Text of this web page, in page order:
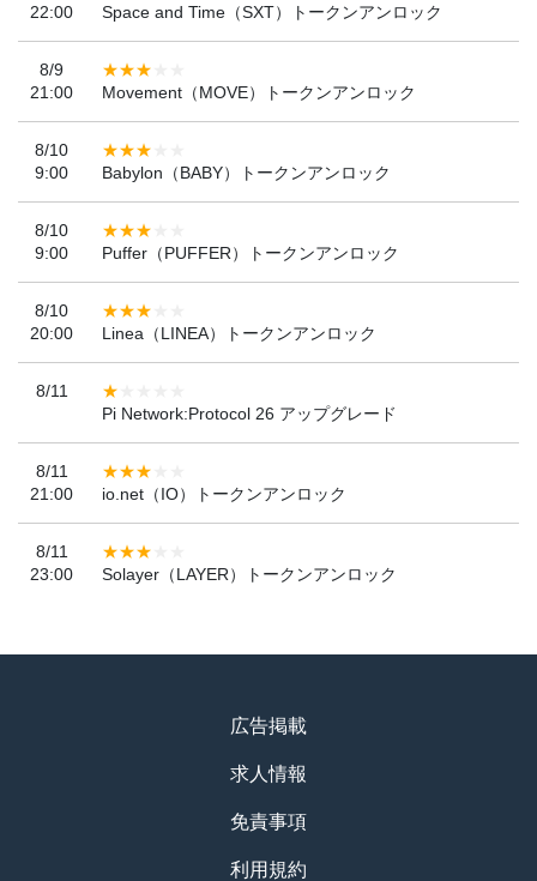
22:00
Space and Time（SXT）トークンアンロック
8/9
21:00
Movement（MOVE）トークンアンロック
8/10
9:00
Babylon（BABY）トークンアンロック
8/10
9:00
Puffer（PUFFER）トークンアンロック
8/10
20:00
Linea（LINEA）トークンアンロック
8/11
Pi Network:Protocol 26 アップグレード
8/11
21:00
io.net（IO）トークンアンロック
8/11
23:00
Solayer（LAYER）トークンアンロック
広告掲載
求人情報
免責事項
利用規約